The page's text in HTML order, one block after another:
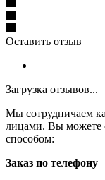
Оставить отзыв
Загрузка отзывов...
Мы сотрудничаем
лицами. Вы можете
способом:
Заказ по телефону